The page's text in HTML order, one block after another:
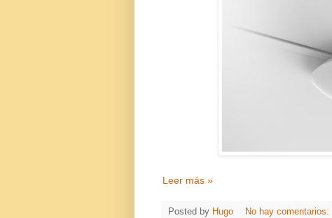
Leer más »
Posted by Hugo No hay comentarios: